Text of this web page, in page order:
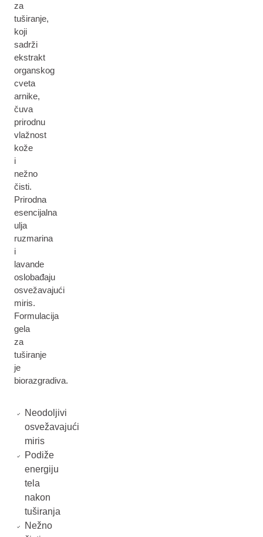
za
tuširanje,
koji
sadrži
ekstrakt
organskog
cveta
arnike,
čuva
prirodnu
vlažnost
kože
i
nežno
čisti.
Prirodna
esencijalna
ulja
ruzmarina
i
lavande
oslobađaju
osvežavajući
miris.
Formulacija
gela
za
tuširanje
je
biorazgradiva.
Neodoljivi
osvežavajući
miris
Podiže
energiju
tela
nakon
tuširanja
Nežno